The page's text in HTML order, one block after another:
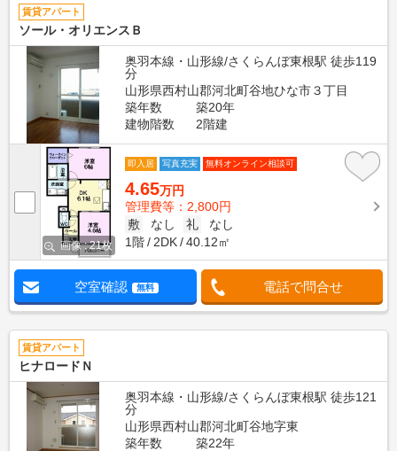
賃貸アパート
ソール・オリエンスＢ
奥羽本線・山形線/さくらんぼ東根駅 徒歩119
分
山形県西村山郡河北町谷地ひな市３丁目
築年数
築20年
建物階数
2階建
画像 : 21枚
即入居 写真充実 無料オンライン相談可
4.65万円
管理費等：2,800円
敷
なし 礼
なし
1階
2DK 40.12㎡
空室確認 無料 電話で問合せ
賃貸アパート
ヒナロードＮ
奥羽本線・山形線/さくらんぼ東根駅 徒歩121
分
山形県西村山郡河北町谷地字東
築年数
築22年